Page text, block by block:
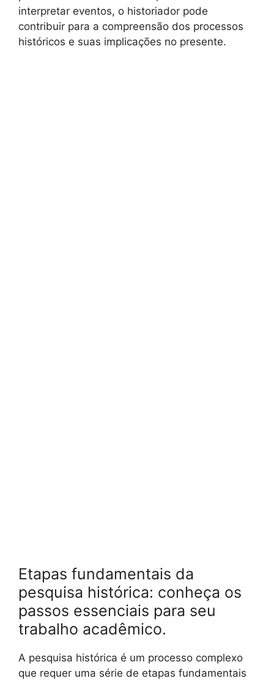
interpretar eventos, o historiador pode
contribuir para a compreensão dos processos
históricos e suas implicações no presente.
Etapas fundamentais da
pesquisa histórica: conheça os
passos essenciais para seu
trabalho acadêmico.
A pesquisa histórica é um processo complexo
que requer uma série de etapas fundamentais